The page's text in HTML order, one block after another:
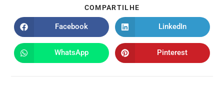
COMPARTILHE
Facebook LinkedIn
WhatsApp Pinterest